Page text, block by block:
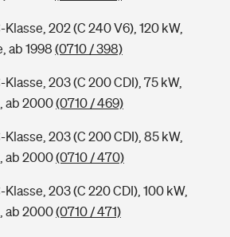
202 (C 240 V6), 120 kW,
ab 1998 (0710 / 398)
203 (C 200 CDI), 75 kW,
ab 2000(0710 / 469)
203 (C 200 CDI), 85 kW,
ab 2000(0710 / 470)
203 (C 220 CDI), 100 kW,
ab 2000(0710 / 471)